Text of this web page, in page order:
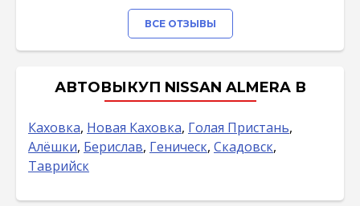
ВСЕ ОТЗЫВЫ
АВТОВЫКУП NISSAN ALMERA В
Каховка, Новая Каховка, Голая Пристань,
Алёшки, Берислав, Геническ, Скадовск,
Таврийск